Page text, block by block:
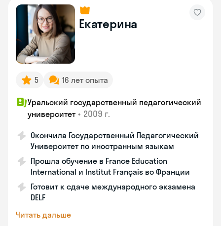
Екатерина
5 16 лет опыта
Уральский государственный педагогический
университет • 2009 г.
Окончила Государственный Педагогический
Университет по иностранным языкам
Прошла обучение в France Education
International и Institut Français во Франции
Готовит к сдаче международного экзамена
DELF
Читать дальше